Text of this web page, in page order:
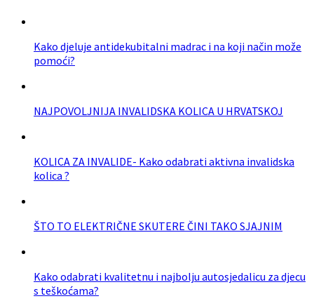
Kako djeluje antidekubitalni madrac i na koji način može
pomoći?
NAJPOVOLJNIJA INVALIDSKA KOLICA U HRVATSKOJ
KOLICA ZA INVALIDE- Kako odabrati aktivna invalidska
kolica ?
ŠTO TO ELEKTRIČNE SKUTERE ČINI TAKO SJAJNIM
Kako odabrati kvalitetnu i najbolju autosjedalicu za djecu
s teškoćama?